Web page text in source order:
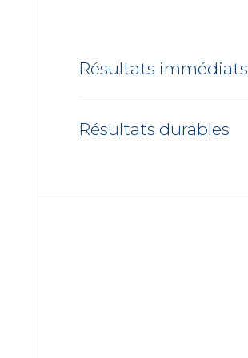
Résultats immédiats
Résultats durables